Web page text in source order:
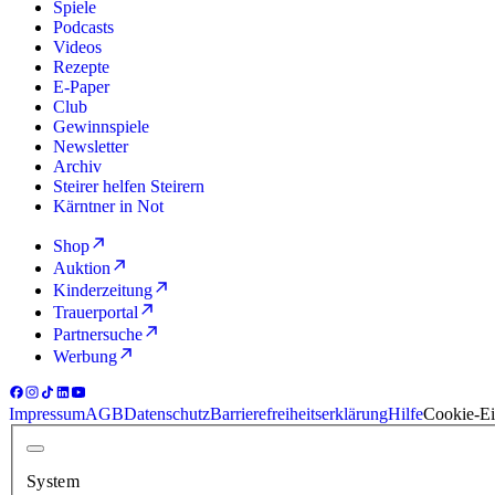
Spiele
Podcasts
Videos
Rezepte
E-Paper
Club
Gewinnspiele
Newsletter
Archiv
Steirer helfen Steirern
Kärntner in Not
Shop
Auktion
Kinderzeitung
Trauerportal
Partnersuche
Werbung
ImpressumAGBDatenschutzBarrierefreiheitserklärungHilfeCookie-
System